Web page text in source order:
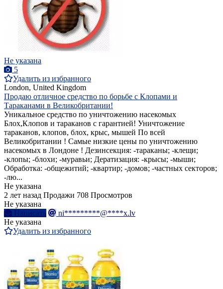
Не указана
5
Удалить из избранного
London, United Kingdom
Продаю отличное средство по борьбе с Клопами и
Тараканами в Великобритании!
Уникальное средство по уничтожению насекомых
Блох,Клопов и тараканов с гарантией! Уничтожение
тараканов, клопов, блох, крыс, мышей По всей
Великобритании ! Самые низкие цены по уничтожению
насекомых в Лондоне ! Дезинсекция: -тараканы; -клещи;
-клопы; -блохи; -муравьи; Дератизация: -крысы; -мыши;
Обработка: -общежитий; -квартир; -домов; -частных секторов;
-лю...
Не указана
2 лет назад Продажи 708 Просмотров
Не указана
Написать
ni*********@****x.lv
Не указана
Удалить из избранного